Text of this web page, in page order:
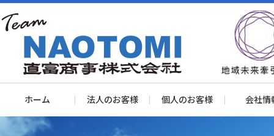
ホーム 法人のお客様 個人のお客様 会社情